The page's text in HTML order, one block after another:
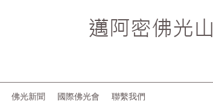
邁阿密佛光山
佛光新聞 國際佛光會 聯繫我們